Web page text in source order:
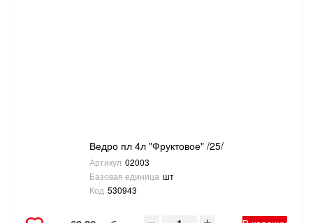
Ведро пл 4л "Фруктовое" /25/
Артикул 02003
Базовая единица шт
Код 530943